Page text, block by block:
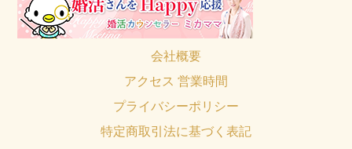
会社概要
アクセス 営業時間
プライバシーポリシー
特定商取引法に基づく表記